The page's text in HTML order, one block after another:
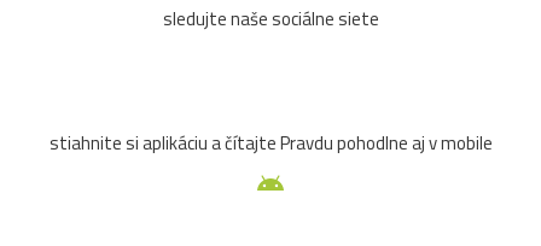
sledujte naše sociálne siete
stiahnite si aplikáciu a čítajte Pravdu pohodlne aj v mobile